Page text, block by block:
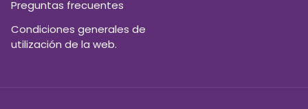
Preguntas frecuentes
Condiciones generales de
utilización de la web.